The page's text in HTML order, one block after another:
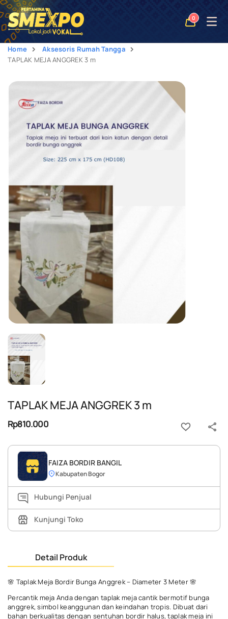
0
Open
Home
Aksesoris Rumah Tangga
TAPLAK MEJA ANGGREK 3 m
TAPLAK MEJA ANGGREK 3 m
Rp810.000
FAIZA BORDIR BANGIL
Kabupaten Bogor
Hubungi Penjual
Kunjungi Toko
Detail Produk
🌸 Taplak Meja Bordir Bunga Anggrek – Diameter 3 Meter 🌸
Percantik meja Anda dengan taplak meja cantik bermotif bunga
anggrek, simbol keanggunan dan keindahan tropis. Dibuat dari
bahan berkualitas dengan sentuhan bordir halus, taplak meja ini